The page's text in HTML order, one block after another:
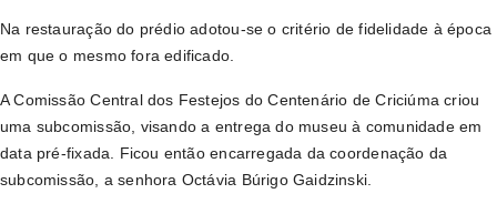
Na restauração do prédio adotou-se o critério de fidelidade à época
em que o mesmo fora edificado.
A Comissão Central dos Festejos do Centenário de Criciúma criou
uma subcomissão, visando a entrega do museu à comunidade em
data pré-fixada. Ficou então encarregada da coordenação da
subcomissão, a senhora Octávia Búrigo Gaidzinski.